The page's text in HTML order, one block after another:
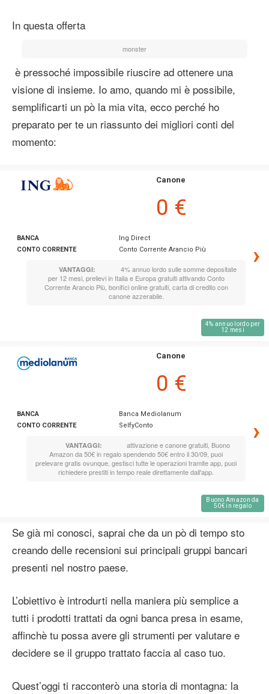
In questa offerta
monster
è pressoché impossibile riuscire ad ottenere una
visione di insieme. Io amo, quando mi è possibile,
semplificarti un pò la mia vita, ecco perché ho
preparato per te un riassunto dei migliori conti del
momento:
BANCA
Ing Direct
CONTO CORRENTE
Conto Corrente Arancio Più
VANTAGGI:
4% annuo lordo sulle somme depositate
per 12 mesi, prelievi in Italia e Europa gratuiti attivando Conto
Corrente Arancio Più, bonifici online gratuiti, carta di credito con
canone azzerabile.
Canone
0 €
›
4% annuo lordo per
12 mesi
BANCA
Banca Mediolanum
CONTO CORRENTE
SelfyConto
VANTAGGI:
attivazione e canone gratuiti, Buono
Amazon da 50€ in regalo spendendo 50€ entro il 30/09, puoi
prelevare gratis ovunque, gestisci tutte le operazioni tramite app, puoi
richiedere prestiti in tempo reale direttamente dall'app.
Canone
0 €
›
Buono Amazon da
50€ in regalo
Se già mi conosci, saprai che da un pò di tempo sto
creando delle recensioni sui principali gruppi bancari
presenti nel nostro paese.
L’obiettivo è introdurti nella maniera più semplice a
tutti i prodotti trattati da ogni banca presa in esame,
affinchè tu possa avere gli strumenti per valutare e
decidere se il gruppo trattato faccia al caso tuo.
Quest’oggi ti racconterò una storia di montagna: la